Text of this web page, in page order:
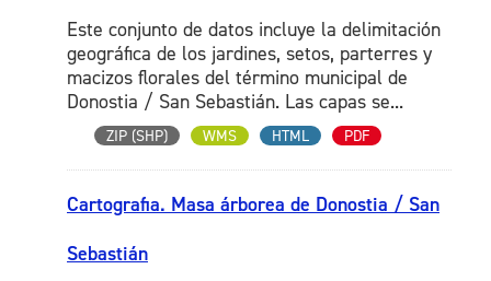
Este conjunto de datos incluye la delimitación
geográfica de los jardines, setos, parterres y
macizos florales del término municipal de
Donostia / San Sebastián. Las capas se...
ZIP (SHP) WMS HTML PDF
Cartografia. Masa árborea de Donostia / San
Sebastián